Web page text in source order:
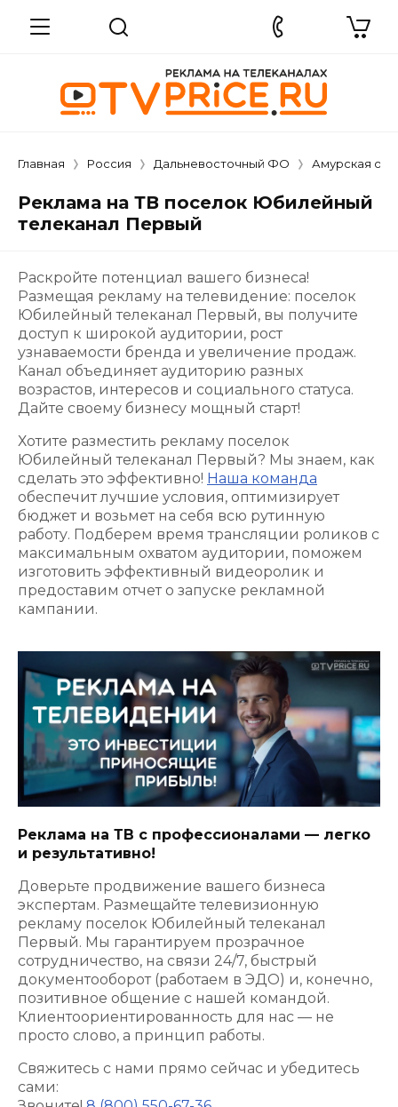
Главная Россия Дальневосточный ФО Амурская
Реклама на ТВ поселок Юбилейный
телеканал Первый
Раскройте потенциал вашего бизнеса!
Размещая рекламу на телевидение: поселок
Юбилейный телеканал Первый, вы получите
доступ к широкой аудитории, рост
узнаваемости бренда и увеличение продаж.
Канал объединяет аудиторию разных
возрастов, интересов и социального статуса.
Дайте своему бизнесу мощный старт!
Хотите разместить рекламу поселок
Юбилейный телеканал Первый? Мы знаем, как
сделать это эффективно! Наша команда
обеспечит лучшие условия, оптимизирует
бюджет и возьмет на себя всю рутинную
работу. Подберем время трансляции роликов с
максимальным охватом аудитории, поможем
изготовить эффективный видеоролик и
предоставим отчет о запуске рекламной
кампании.
Реклама на ТВ с профессионалами — легко
и результативно!
Доверьте продвижение вашего бизнеса
экспертам. Размещайте телевизионную
рекламу поселок Юбилейный телеканал
Первый. Мы гарантируем прозрачное
сотрудничество, на связи 24/7, быстрый
документооборот (работаем в ЭДО) и, конечно,
позитивное общение с нашей командой.
Клиентоориентированность для нас — не
просто слово, а принцип работы.
Свяжитесь с нами прямо сейчас и убедитесь
сами: